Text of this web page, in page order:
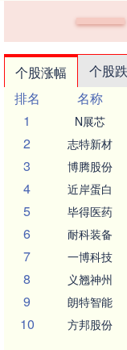
个股涨幅 个股
排名
名称
1
N展芯
2 志特新材
3 博腾股份
4 近岸蛋白
5 毕得医药
6 耐科装备
7 一博科技
8 义翘神州
9 朗特智能
10 方邦股份